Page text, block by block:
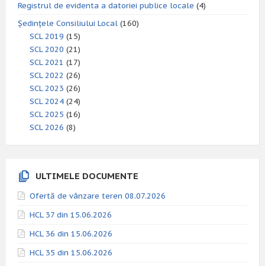
Registrul de evidenta a datoriei publice locale (4)
Ședințele Consiliului Local (160)
SCL 2019 (15)
SCL 2020 (21)
SCL 2021 (17)
SCL 2022 (26)
SCL 2023 (26)
SCL 2024 (24)
SCL 2025 (16)
SCL 2026 (8)
ULTIMELE DOCUMENTE
Ofertă de vânzare teren 08.07.2026
HCL 37 din 15.06.2026
HCL 36 din 15.06.2026
HCL 35 din 15.06.2026